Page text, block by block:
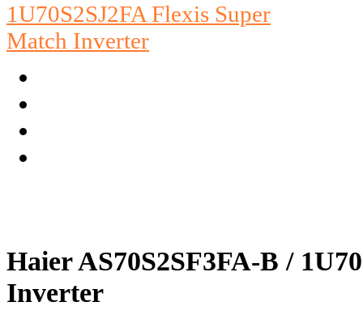
Haier AS70S2SF3FA-B /
Inverter